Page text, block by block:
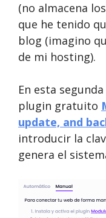
(no almacena
que he tenido
blog (imagino
de mi hosting).
En esta
plugin gratuito
update, and
introducir la
genera el